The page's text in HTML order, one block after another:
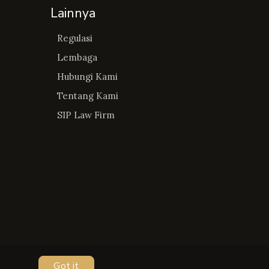
Lainnya
Regulasi
Lembaga
Hubungi Kami
Tentang Kami
SIP Law Firm
Got it